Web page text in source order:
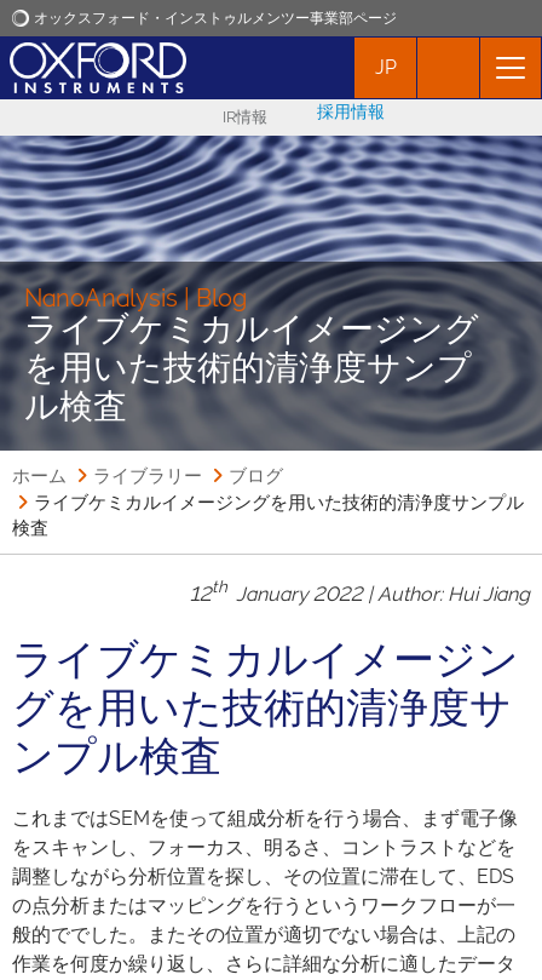
オックスフォード・インストゥルメンツー事業部ページ
オックスフォード・インストゥルメンツ
アプリケーション
プロダクト
ニュース
イベント
お問い合わせ
JP
IR情報 採用情報
NanoAnalysis | Blog
ライブケミカルイメージング
を用いた技術的清浄度サンプ
ル検査
ホーム ライブラリー
ブログ
ライブケミカルイメージングを用いた技術的清浄度サンプル
検査
12th January 2022 | Author: Hui Jiang
ライブケミカルイメージン
グを用いた技術的清浄度サ
ンプル検査
これまではSEMを使って組成分析を行う場合、まず電子像
をスキャンし、フォーカス、明るさ、コントラストなどを
調整しながら分析位置を探し、その位置に滞在して、EDS
の点分析またはマッピングを行うというワークフローが一
般的ででした。またその位置が適切でない場合は、上記の
作業を何度か繰り返し、さらに詳細な分析に適したデータ